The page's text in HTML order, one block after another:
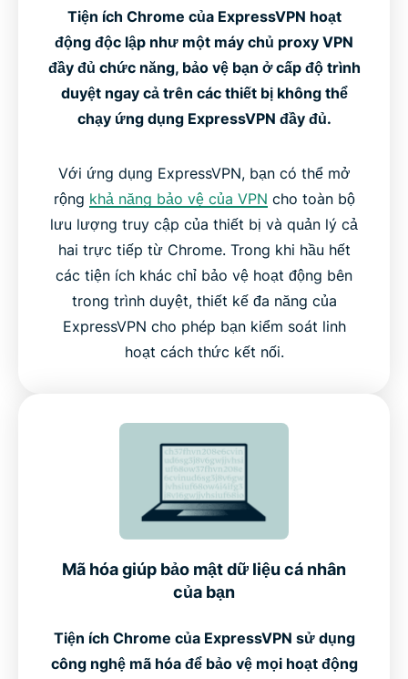
Tiện ích Chrome của ExpressVPN hoạt
động độc lập như một máy chủ proxy VPN
đầy đủ chức năng, bảo vệ bạn ở cấp độ trình
duyệt ngay cả trên các thiết bị không thể
chạy ứng dụng ExpressVPN đầy đủ.
Với ứng dụng ExpressVPN, bạn có thể mở
rộng khả năng bảo vệ của VPN cho toàn bộ
lưu lượng truy cập của thiết bị và quản lý cả
hai trực tiếp từ Chrome. Trong khi hầu hết
các tiện ích khác chỉ bảo vệ hoạt động bên
trong trình duyệt, thiết kế đa năng của
ExpressVPN cho phép bạn kiểm soát linh
hoạt cách thức kết nối.
Mã hóa giúp bảo mật dữ liệu cá nhân
của bạn
Tiện ích Chrome của ExpressVPN sử dụng
công nghệ mã hóa để bảo vệ mọi hoạt động